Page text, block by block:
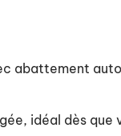
abattement
idéal dès que